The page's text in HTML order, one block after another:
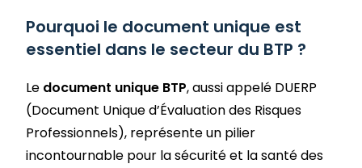
Pourquoi le document unique est
essentiel dans le secteur du BTP ?
Le document unique BTP, aussi appelé DUERP
(Document Unique d’Évaluation des Risques
Professionnels), représente un pilier
incontournable pour la sécurité et la santé des